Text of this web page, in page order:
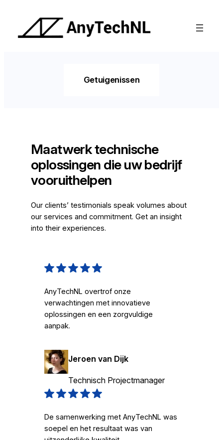
Getuigenissen
Maatwerk technische
oplossingen die uw bedrijf
vooruithelpen
Our clients’ testimonials speak volumes about
our services and commitment. Get an insight
into their experiences.
AnyTechNL overtrof onze
verwachtingen met innovatieve
oplossingen en een zorgvuldige
aanpak.
Jeroen van Dijk
Technisch Projectmanager
De samenwerking met AnyTechNL was
soepel en het resultaat was van